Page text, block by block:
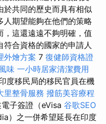
於共同的歷史而具有相似
人期望能夠在他們的策略
這還遠遠不夠明確，值
合資格的國家的申請人
外燴方案 7 復健師資格證
味 一小時居家清潔費用
度移民局的移民官員在機
里整骨服務 撥筋美容療程
子簽證（eVisa 谷歌SEO
）之一併希望延長在印度